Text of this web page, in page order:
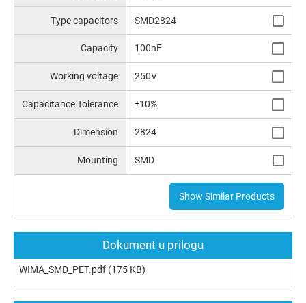
Type capacitors SMD2824
Capacity 100nF
Working voltage 250V
Capacitance Tolerance ±10%
Dimension 2824
Mounting SMD
Show Similar Products
Dokument u prilogu
WIMA_SMD_PET.pdf (175 KB)